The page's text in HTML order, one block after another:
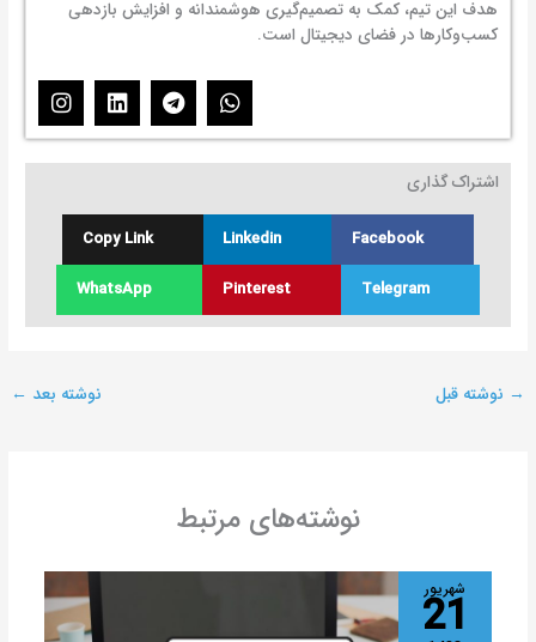
هدف این تیم، کمک به تصمیم‌گیری هوشمندانه و افزایش بازدهی
کسب‌وکارها در فضای دیجیتال است.
W
h
a
a
p
p
T
e
l
r
m
L
i
n
d
i
n
I
n
s
g
a
اشتراک گذاری
Facebook
Linkedin
Copy Link
Telegram
Pinterest
WhatsApp
→ نوشته قبل نوشته بعد ←
نوشته‌های مرتبط
شهریور
21